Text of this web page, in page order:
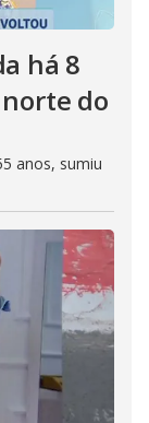
há 8
do
anos, sumiu